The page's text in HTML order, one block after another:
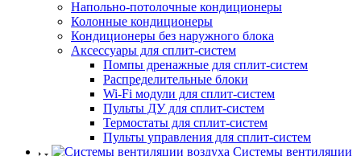
Напольно-потолочные кондиционеры
Колонные кондиционеры
Кондиционеры без наружного блока
Аксессуары для сплит-систем
Помпы дренажные для сплит-систем
Распределительные блоки
Wi-Fi модули для сплит-систем
Пульты ДУ для сплит-систем
Термостаты для сплит-систем
Пульты управления для сплит-систем
Системы вентиляции